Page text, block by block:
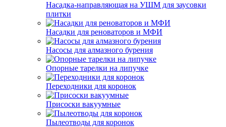
Насадка-направляющая на УШМ для заусовки
плитки
Насадки для реноваторов и МФИ
Насосы для алмазного бурения
Опорные тарелки на липучке
Переходники для коронок
Присоски вакуумные
Пылеотводы для коронок